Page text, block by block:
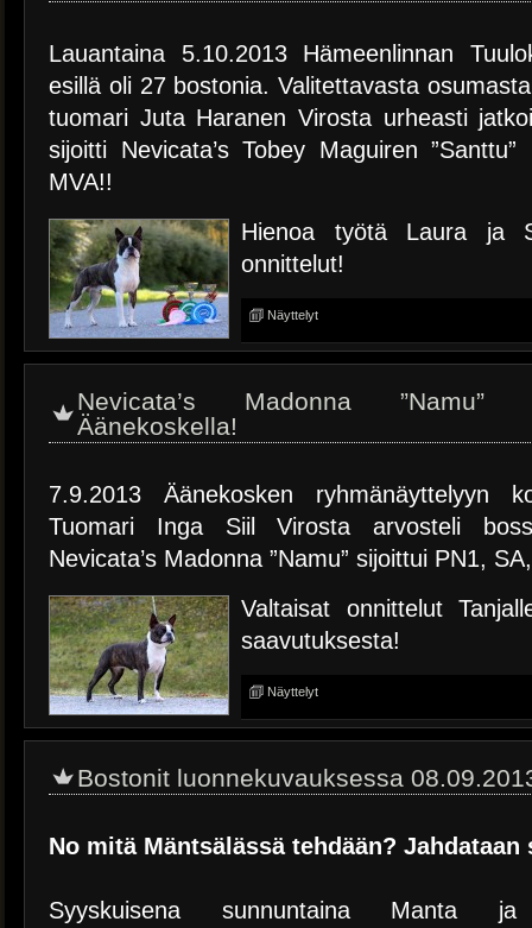
Lauantaina 5.10.2013 Hämeenlinnan
esillä oli 27 bostonia. Valitettavasta
tuomari Juta Haranen Virosta urheasti
sijoitti Nevicata’s Tobey Maguiren
MVA!!
Hienoa työtä Laura ja
onnittelut!
Näyttelyt
Nevicata’s Madonna ”Namu”
Äänekoskella!
7.9.2013 Äänekosken ryhmänäyttelyyn
Tuomari Inga Siil Virosta arvosteli
Nevicata’s Madonna ”Namu” sijoittui PN1,
Valtaisat onnittelut
saavutuksesta!
Näyttelyt
Bostonit luonnekuvauksessa
No mitä Mäntsälässä tehdään? Jahdataan
Syyskuisena sunnuntaina Manta